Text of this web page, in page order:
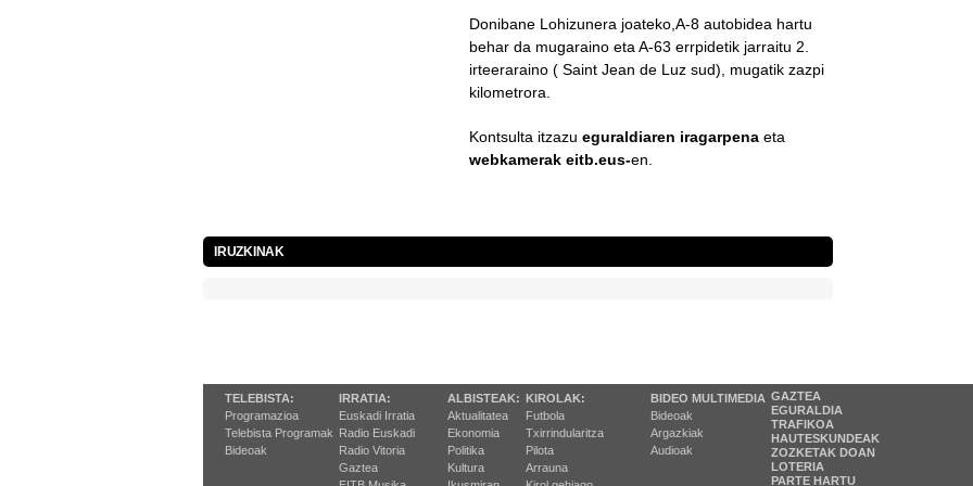
Donibane Lohizunera joateko, A-8 autobidea hartu
behar da mugaraino eta A-63 errpidetik jarraitu 2.
irteeraraino ( Saint Jean de Luz sud), mugatik zazpi
kilometrora.
Kontsulta itzazu eguraldiaren iragarpena eta
webkamerak eitb.eus-en.
IRUZKINAK
TELEBISTA:
Programazioa
Telebista Programak
Bideoak
IRRATIA:
Euskadi Irratia
Radio Euskadi
Radio Vitoria
Gaztea
ALBISTEAK:
Aktualitatea
Ekonomia
Politika
Kultura
KIROLAK:
Futbola
Txirrindularitza
Pilota
Arrauna
BIDEO MULTIMEDIA
Bideoak
Argazkiak
Audioak
GAZTEA
EGURALDIA
TRAFIKOA
HAUTESKUNDEAK
ZOZKETAK DOAN
LOTERIA
PARTE HARTU